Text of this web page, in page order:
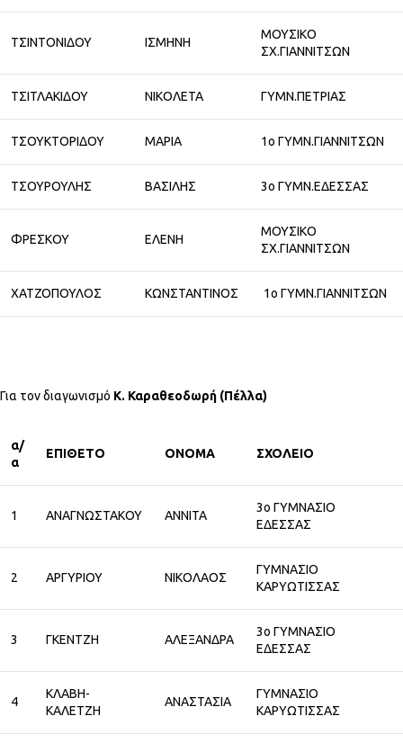
ΤΣΙΝΤΟΝΙΔΟΥ ΙΣΜΗΝΗ
ΜΟΥΣΙΚΟ
ΣΧ.ΓΙΑΝΝΙΤΣΩΝ
ΤΣΙΤΛΑΚΙΔΟΥ ΝΙΚΟΛΕΤΑ ΓΥΜΝ.ΠΕΤΡΙΑΣ
ΤΣΟΥΚΤΟΡΙΔΟΥ ΜΑΡΙΑ 1ο ΓΥΜΝ.ΓΙΑΝΝΙΤΣΩΝ
ΤΣΟΥΡΟΥΛΗΣ ΒΑΣΙΛΗΣ 3ο ΓΥΜΝ.ΕΔΕΣΣΑΣ
ΦΡΕΣΚΟΥ ΕΛΕΝΗ
ΜΟΥΣΙΚΟ
ΣΧ.ΓΙΑΝΝΙΤΣΩΝ
ΧΑΤΖΟΠΟΥΛΟΣ ΚΩΝΣΤΑΝΤΙΝΟΣ 1ο ΓΥΜΝ.ΓΙΑΝΝΙΤΣΩΝ
Για τον διαγωνισμό Κ. Καραθεοδωρή (Πέλλα)
α/
α
ΕΠΙΘΕΤΟ ΟΝΟΜΑ ΣΧΟΛΕΙΟ
1 ΑΝΑΓΝΩΣΤΑΚΟΥ ΑΝΝΙΤΑ
3ο ΓΥΜΝΑΣΙΟ
ΕΔΕΣΣΑΣ
2 ΑΡΓΥΡΙΟΥ ΝΙΚΟΛΑΟΣ
ΓΥΜΝΑΣΙΟ
ΚΑΡΥΩΤΙΣΣΑΣ
3 ΓΚΕΝΤΖΗ ΑΛΕΞΑΝΔΡΑ
3ο ΓΥΜΝΑΣΙΟ
ΕΔΕΣΣΑΣ
4
ΚΛΑΒΗ-
ΚΑΛΕΤΖΗ
ΑΝΑΣΤΑΣΙΑ
ΓΥΜΝΑΣΙΟ
ΚΑΡΥΩΤΙΣΣΑΣ